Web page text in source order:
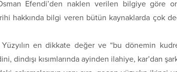
Efendi’den naklen verilen bilgiye göre
hakkında bilgi veren bütün kaynaklarda çok
en dikkate değer ve “bu dönemin
dindışı kısımlarında ayinden ilahiye, kar’dan